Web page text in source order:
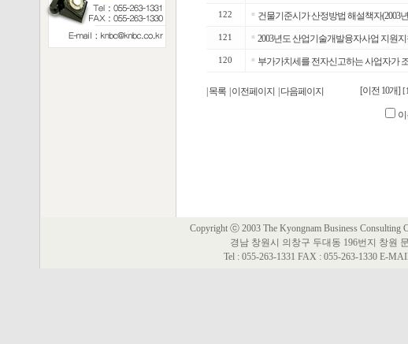
122 ■ 건물기준시가 산정방법 해설책자(2003
121 ■ 2003년도 산업기술개발융자사업 지원
120 ■ 부가가치세를 전자신고하는 사업자가
| 목록 | 이전페이지 | 다음페이지 [이전 10개]
Copyright ⓒ 2003 The Kyongnam Business Consulting
경남 창원시 의창구 두대동 196번지 창원
Tel : 055-263-1331 FAX : 055-263-1330 E-